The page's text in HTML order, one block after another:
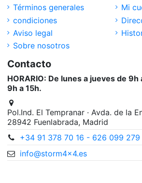
Términos generales
condiciones
Aviso legal
Sobre nosotros
Mi
Contacto
HORARIO: De lunes a jueves de
9h a 15h.
Pol.Ind. El Tempranar · Avda. de la
28942 Fuenlabrada, Madrid
+34 91 378 70 16 - 626 099 279
info@storm4x4.es